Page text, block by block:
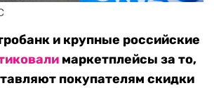
и крупные российские
маркетплейсы за то,
покупателям скидки